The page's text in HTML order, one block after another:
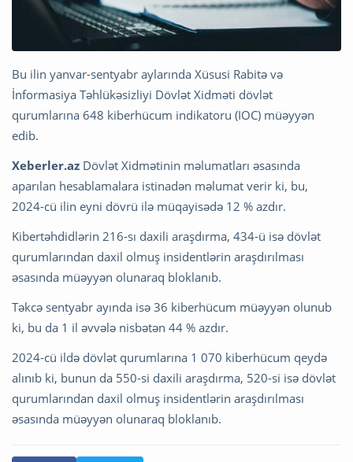
Bu ilin yanvar-sentyabr aylarında Xüsusi Rabitə və
İnformasiya Təhlükəsizliyi Dövlət Xidməti dövlət
qurumlarına 648 kiberhücum indikatoru (IOC) müəyyən
edib.
Xeberler.az Dövlət Xidmətinin məlumatları əsasında
aparılan hesablamalara istinadən məlumat verir ki, bu,
2024-cü ilin eyni dövrü ilə müqayisədə 12 % azdır.
Kibertəhdidlərin 216-sı daxili araşdırma, 434-ü isə dövlət
qurumlarından daxil olmuş insidentlərin araşdırılması
əsasında müəyyən olunaraq bloklanıb.
Təkcə sentyabr ayında isə 36 kiberhücum müəyyən olunub
ki, bu da 1 il əvvələ nisbətən 44 % azdır.
2024-cü ildə dövlət qurumlarına 1 070 kiberhücum qeydə
alınıb ki, bunun da 550-si daxili araşdırma, 520-si isə dövlət
qurumlarından daxil olmuş insidentlərin araşdırılması
əsasında müəyyən olunaraq bloklanıb.